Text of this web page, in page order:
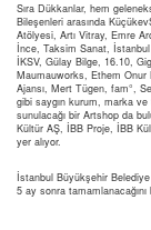
Sıra Dükkanlar, hem
Bileşenleri arasında
Atölyesi, Artı Vitray, Emre
İnce, Taksim Sanat,
İKSV, Gülay Bilge, 16.10,
Maumauworks, Ethem Onur
Ajansı, Mert Tügen, fam°,
gibi saygın kurum, marka ve
sunulacağı bir Artshop da
Kültür AŞ, İBB Proje, İBB
yer alıyor.
İstanbul Büyükşehir Belediye
5 ay sonra tamamlanacağını